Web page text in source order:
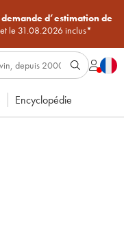
d’estimation de
le 31.08.2026 inclus*
Encyclopédie